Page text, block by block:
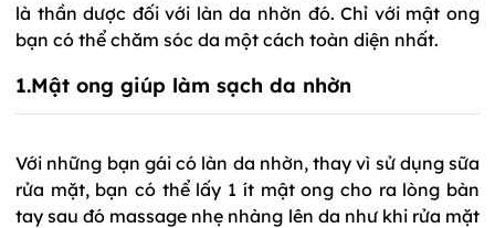
là thần dược đối với làn da nhờn đó. Chỉ với mật ong
bạn có thể chăm sóc da một cách toàn diện nhất.
1.Mật ong giúp làm sạch da nhờn
Với những bạn gái có làn da nhờn, thay vì sử dụng sữa
rửa mặt, bạn có thể lấy 1 ít mật ong cho ra lòng bàn
tay sau đó massage nhẹ nhàng lên da như khi rửa mặt